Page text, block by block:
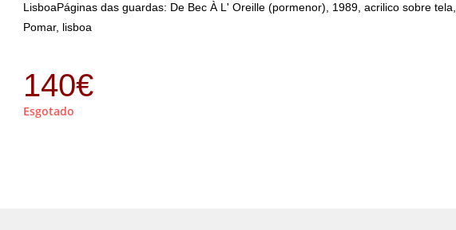
LisboaPáginas das guardas: De Bec À L' Oreille (pormenor), 1989, acrilico sobre
Pomar, lisboa
140€
Esgotado